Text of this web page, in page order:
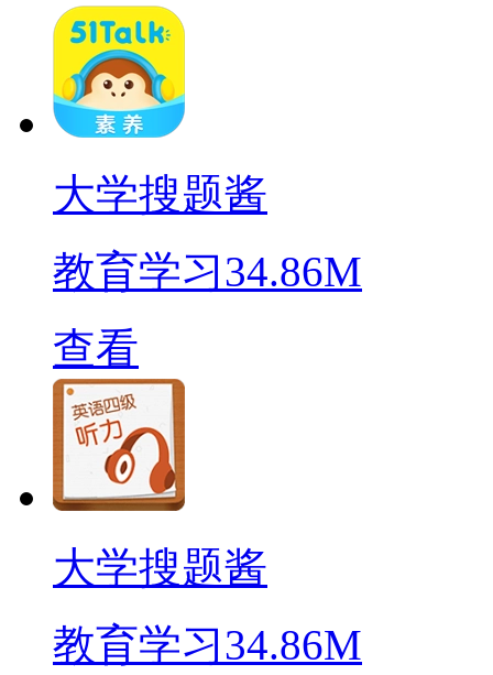
大学搜题酱
教育学习34.86M
查看
大学搜题酱
教育学习34.86M